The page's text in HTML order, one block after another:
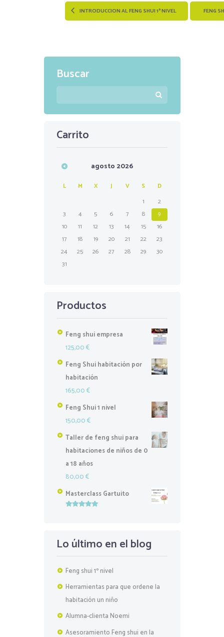
INTRODUCCION AL FENG SHUI 1º NIVEL FENG
Buscar
Carrito
agosto 2026
L M X J V S D
1
2
3
4 5 6 7 8
9
10
11 12 13 14 15
16
17
18 19 20 21 22
23
24
25 26 27 28 29
30
31
Productos
Feng shui empresa
125,00€
Feng Shui habitación por
habitación
165,00€
Feng Shui 1 nivel
150,00€
Taller de feng shui para
habitaciones de niños de 0
a 18 años
80,00€
Masterclass Gartuito
Lo último en el blog
Feng shui 1º nivel
Herramientas para que ordene la
habitación un niño
Alumna-clienta Noemi
Asesoramiento Feng shui en la